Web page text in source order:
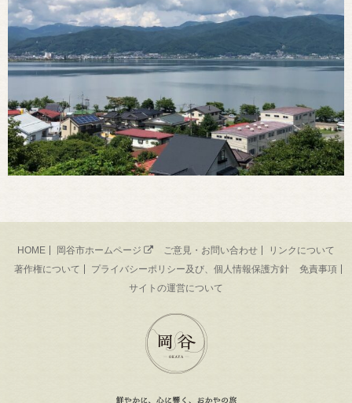
HOME 岡谷市ホームページ ご意見・お問い合わせ
リンクについて
著作権について
プライバシーポリシー及び、個人情報保護方針
免責事項
サイトの運営について